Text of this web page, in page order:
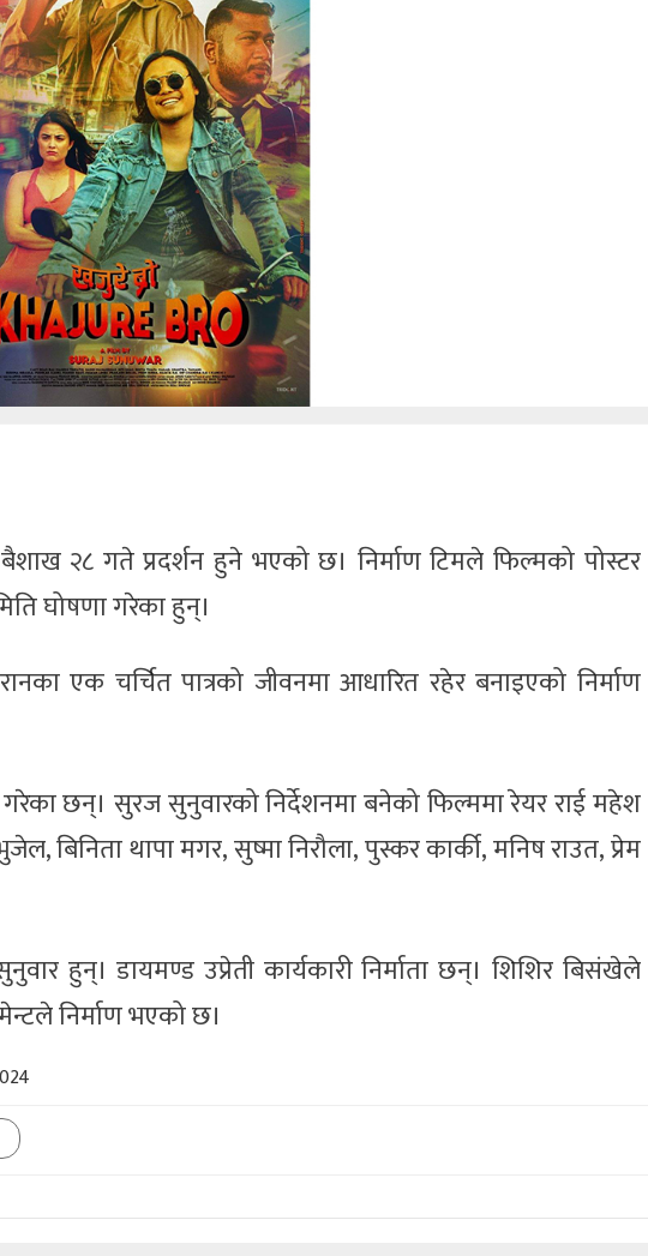
२८ गते प्रदर्शन हुने भएको छ। निर्माण टिमले फिल्मको पोस्टर
घोषणा गरेका हुन्।
एक चर्चित पात्रको जीवनमा आधारित रहेर बनाइएको निर्माण
छन्। सुरज सुनुवारको निर्देशनमा बनेको फिल्ममा रेयर राई महेश
बिनिता थापा मगर, सुष्मा निरौला, पुस्कर कार्की, मनिष राउत, प्रेम
हुन्। डायमण्ड उप्रेती कार्यकारी निर्माता छन्। शिशिर बिसंखेले
निर्माण भएको छ।